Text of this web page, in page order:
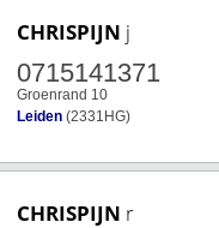
CHRISPIJN j
0715141371
Groenrand 10
Leiden (2331HG)
CHRISPIJN r